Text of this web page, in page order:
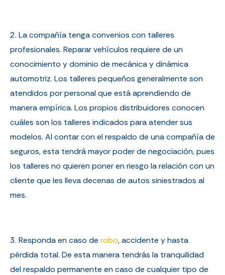
2. La compañía tenga convenios con talleres
profesionales. Reparar vehículos requiere de un
conocimiento y dominio de mecánica y dinámica
automotriz. Los talleres pequeños generalmente son
atendidos por personal que está aprendiendo de
manera empírica. Los propios distribuidores conocen
cuáles son los talleres indicados para atender sus
modelos. Al contar con el respaldo de una compañía de
seguros, esta tendrá mayor poder de negociación, pues
los talleres no quieren poner en riesgo la relación con un
cliente que les lleva decenas de autos siniestrados al
mes.
3. Responda en caso de robo, accidente y hasta
pérdida total. De esta manera tendrás la tranquilidad
del respaldo permanente en caso de cualquier tipo de